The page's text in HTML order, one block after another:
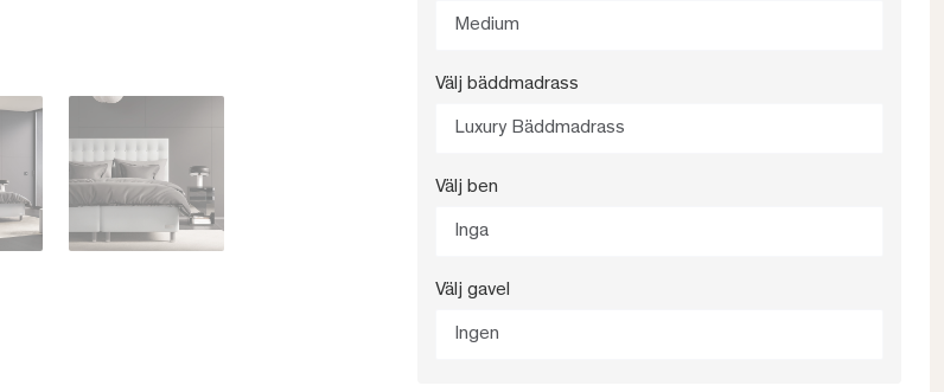
Medium
Välj bäddmadrass
Luxury Bäddmadrass
Välj ben
Inga
Välj gavel
Ingen